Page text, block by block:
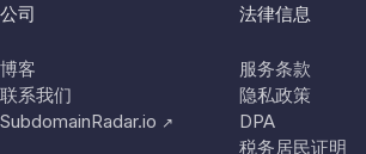
公司
博客
联系我们
SubdomainRadar.io ↗
法律信息
服务条款
隐私政策
DPA
税务居民证明